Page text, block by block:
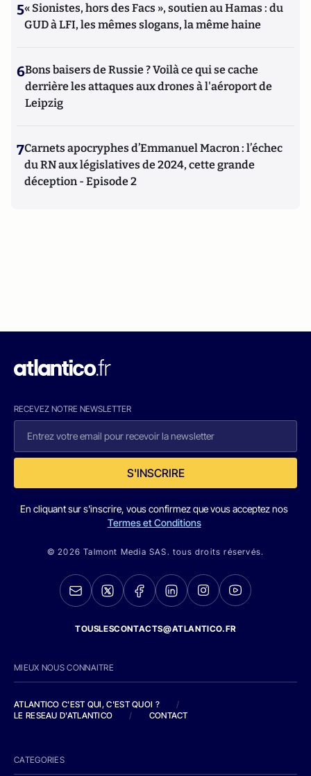
5« Sionistes, hors des Facs », soutien au Hamas : du
GUD à LFI, les mêmes slogans, la même haine
6Bons baisers de Russie ? Voilà ce qui se cache
derrière les attaques aux drones à l'aéroport de
Leipzig
7Carnets apocryphes d’Emmanuel Macron : l’échec
du RN aux législatives de 2024, cette grande
déception - Episode 2
RECEVEZ NOTRE NEWSLETTER
S'INSCRIRE
En cliquant sur s'inscrire, vous confirmez que vous acceptez nos
Termes et Conditions
© 2026 Talmont Media SAS. tous droits réservés.
TOUSLESCONTACTS@ATLANTICO.FR
MIEUX NOUS CONNAITRE
ATLANTICO C'EST QUI, C'EST QUOI ?
/
LE RESEAU D'ATLANTICO
/ CONTACT
CATEGORIES